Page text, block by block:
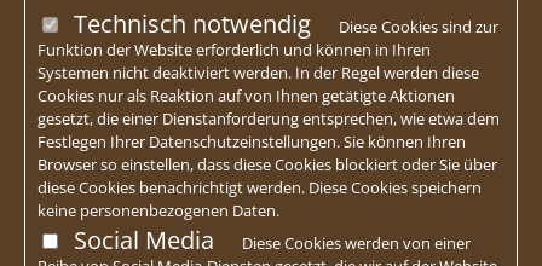
Technisch notwendig
Diese Cookies sind zur
Funktion der Website erforderlich und können in Ihren
Systemen nicht deaktiviert werden. In der Regel werden diese
Cookies nur als Reaktion auf von Ihnen getätigte Aktionen
gesetzt, die einer Dienstanforderung entsprechen, wie etwa dem
Festlegen Ihrer Datenschutzeinstellungen. Sie können Ihren
Browser so einstellen, dass diese Cookies blockiert oder Sie über
diese Cookies benachrichtigt werden. Diese Cookies speichern
keine personenbezogenen Daten.
Social Media
Diese Cookies werden von einer